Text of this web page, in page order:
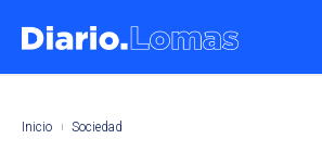
Inicio Sociedad